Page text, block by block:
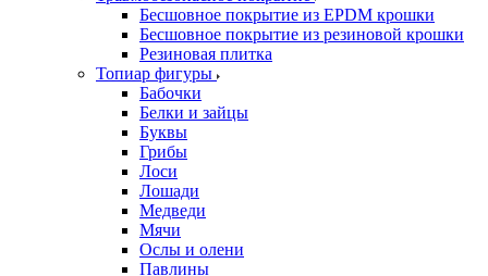
Бесшовное покрытие из EPDM крошки
Бесшовное покрытие из резиновой крошки
Резиновая плитка
Топиар фигуры
Бабочки
Белки и зайцы
Буквы
Грибы
Лоси
Лошади
Медведи
Мячи
Ослы и олени
Павлины